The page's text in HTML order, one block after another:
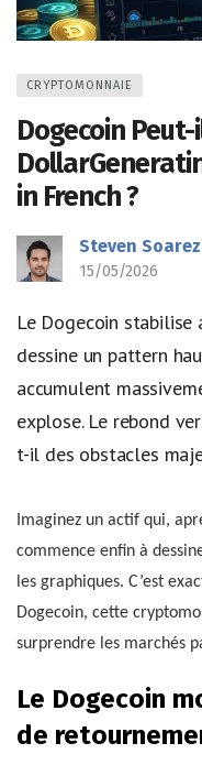
CRYPTOMONNAIE
Dogecoin
in French ?
Steven Soarez
15/05/2026
Le Dogecoin stabilise
dessine un pattern
accumulent
explose. Le rebond
t-il des obstacles
Imaginez un actif qui,
commence enfin à
les graphiques. C’est
Dogecoin, cette
surprendre les marchés
Le Dogecoin
de